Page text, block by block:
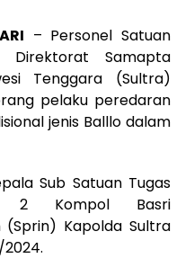
– Personel Satuan
Direktorat Samapta
Tenggara (Sultra)
pelaku peredaran
jenis Balllo dalam
Sub Satuan Tugas
2 Kompol Basri
Kapolda Sultra